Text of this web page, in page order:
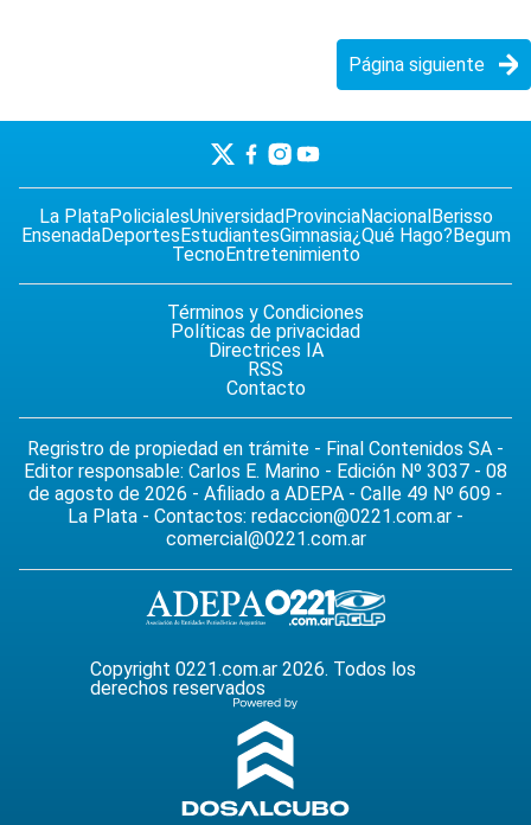
Página siguiente
La PlataPolicialesUniversidadProvinciaNacionalBerisso
EnsenadaDeportesEstudiantesGimnasia¿Qué Hago?Begum
TecnoEntretenimiento
Términos y Condiciones
Políticas de privacidad
Directrices IA
RSS
Contacto
Regristro de propiedad en trámite - Final Contenidos SA -
Editor responsable: Carlos E. Marino - Edición Nº 3037 - 08
de agosto de 2026 - Afiliado a ADEPA - Calle 49 Nº 609 -
La Plata - Contactos: redaccion@0221.com.ar -
comercial@0221.com.ar
Copyright 0221.com.ar 2026. Todos los
derechos reservados